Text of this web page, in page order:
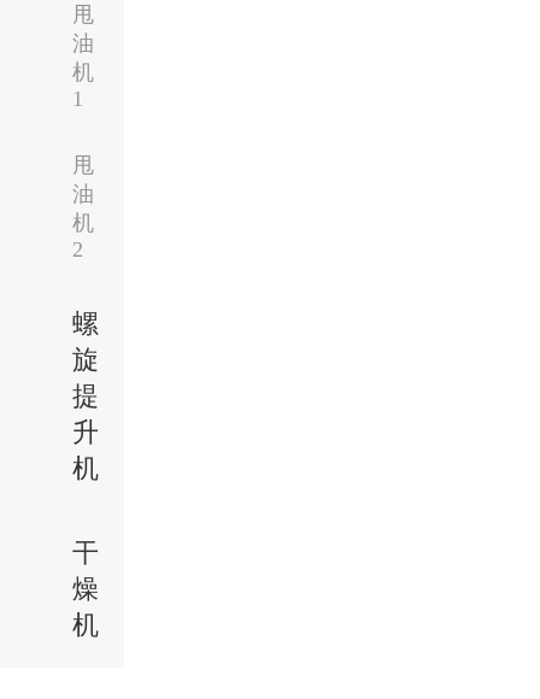
甩
油
机
1
甩
油
机
2
螺
旋
提
升
机
干
燥
机